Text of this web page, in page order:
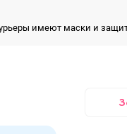
имеют маски и